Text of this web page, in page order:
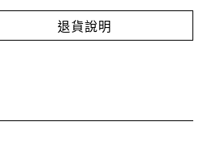
退貨說明